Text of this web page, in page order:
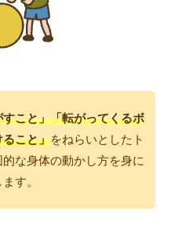
こと」「転がってくるボ
ること」をねらいとしたト
な身体の動かし方を身に
す。